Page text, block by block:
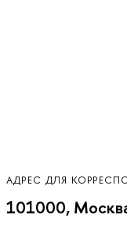
АДРЕС ДЛЯ
101000,